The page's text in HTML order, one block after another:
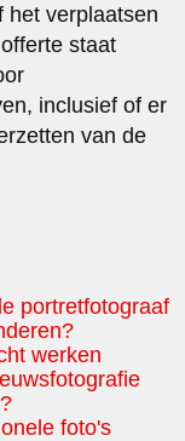
het verplaatsen
staat
inclusief of er
van de
portretfotograaf
werken
foto's